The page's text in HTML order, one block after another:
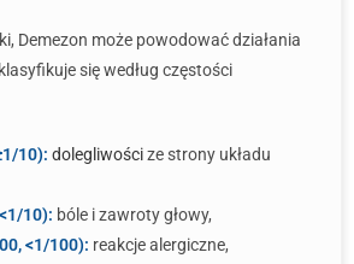
Demezon może powodować działania
się według częstości
10): dolegliwościze strony układu
10): bóle i zawroty głowy,
<1/100): reakcje alergiczne,